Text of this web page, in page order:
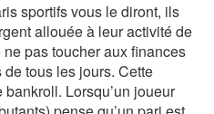
sportifs vous le diront, ils
allouée à leur activité de
pas toucher aux finances
tous les jours. Cette
Lorsqu’un joueur